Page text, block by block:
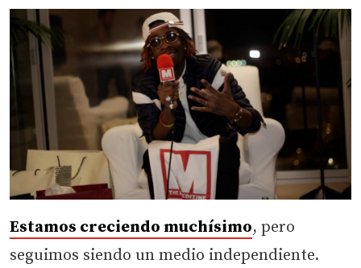
Estamos creciendo muchísimo, pero
seguimos siendo un medio independiente.